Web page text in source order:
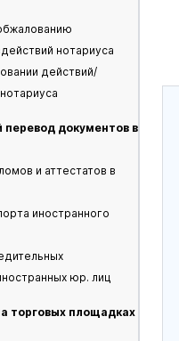
нотариуса
действий/
документов в
и аттестатов в
иностранного
юр. лиц
торговых площадках